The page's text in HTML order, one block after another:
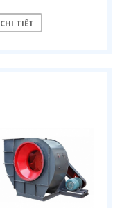
CHI TIẾT